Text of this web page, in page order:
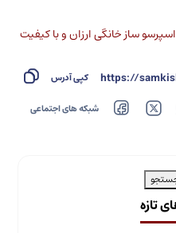
ساز خانگی ارزان و با کیفیت
https:// کپی آدرس
شبکه های اجتماعی
تازه